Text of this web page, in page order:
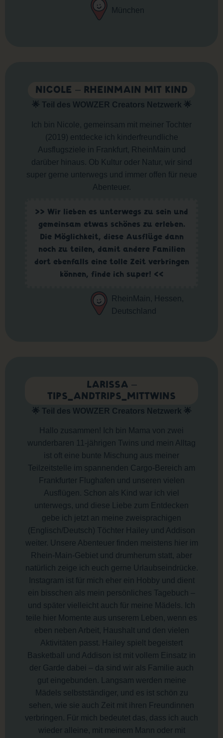
München
NICOLE – RHEINMAIN MIT KIND
🌟 Teil des WOWZER Creators Netzwerk 🌟
Ich bin Nicole, gemeinsam mit meiner Tochter
(2019) entdecke ich kinderfreundliche
Ausflugsziele in Frankfurt, RheinMain und
darüber hinaus. Ob Kultur oder Natur, wir sind
super gerne unterwegs und immer offen für neue
Abenteuer.
>> Wir lieben es unterwegs zu sein und
gemeinsam etwas schönes zu erleben.
Die Möglichkeit, diese Ausflüge dann
noch zu teilen, damit andere Familien
dort ebenfalls eine tolle Zeit verbringen
können, finde ich super! <<
RheinMain, Hessen,
Deutschland
LARISSA –
TIPS_ANDTRIPS_MITTWINS
🌟 Teil des WOWZER Creators Netzwerk 🌟
Hallo zusammen! Ich bin Mama von zwei
wunderbaren 11-jährigen Twins und mein Alltag
ist oft eine bunte Mischung aus meiner
Teilzeitstelle im spannenden Cargo-Bereich am
Frankfurter Flughafen und unseren vielen
Ausflügen. Schon als Kind war ich viel
unterwegs, und diese Liebe zum Entdecken
gebe ich jetzt an meine zweisprachigen
(Englisch/Deutsch) Töchter Hailey und Addison
weiter. Unsere Abenteuer finden meistens hier im
Rhein-Main-Gebiet und drumherum statt, aber
natürlich zeige ich euch gerne Urlaubseindrücke.
Instagram ist für mich eher ein Hobby und dient
ein bisschen als mein persönliches Tagebuch –
und später vielleicht auch für meine Mädels. Ich
teile hier Momente aus unserem Leben, wenn es
eben neben Arbeit, Haushalt und den vielen
Aktivitäten passt. Hailey spielt begeistert
Basketball und Addison ist mit vollem Einsatz in
der Garde dabei – da sind wir als Familie auch
gut eingebunden. Langsam werden meine
Mädels selbstständiger, und es ist schön zu
sehen, wie sie auch Zeit mit ihren Freundinnen
verbringen. Für mich bedeutet das, dass ich auch
wieder alleine, mit meinem Mann oder mit